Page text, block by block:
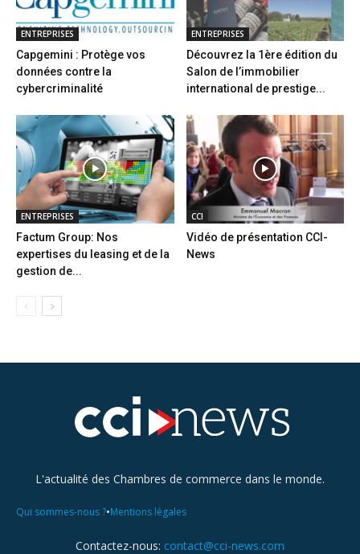
ENTREPRISES
Capgemini : Protège vos
données contre la
cybercriminalité
ENTREPRISES
Découvrez la 1ère édition du
Salon de l’immobilier
international de prestige...
ENTREPRISES
Factum Group: Nos
expertises du leasing et de la
gestion de...
CCI
Vidéo de présentation CCI-
News
L'actualité des Chambres de commerce dans le monde.
Qui sommes-nous ?•Mentions légales
Contactez-nous: contact@cci-news.com